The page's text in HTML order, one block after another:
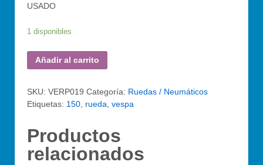
USADO
1 disponibles
Añadir al carrito
SKU: VERP019 Categoría: Ruedas / Neumáticos
Etiquetas: 150 rueda vespa
Productos
relacionados